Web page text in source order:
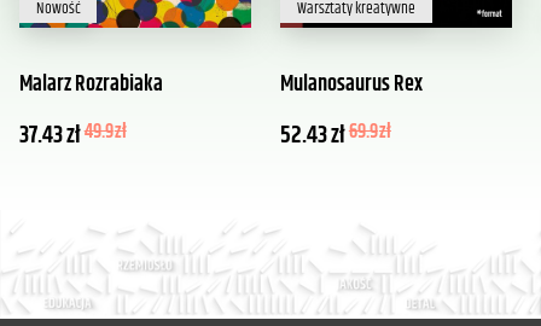
Nowość
Malarz Rozrabiaka
37.43zł49.9zł
Warsztaty kreatywne
Mulanosaurus Rex
52.43zł69.9zł